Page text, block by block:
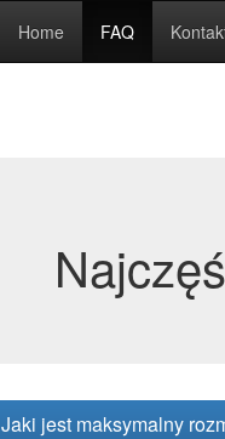
Home FAQ
Jaki jest maksymalny